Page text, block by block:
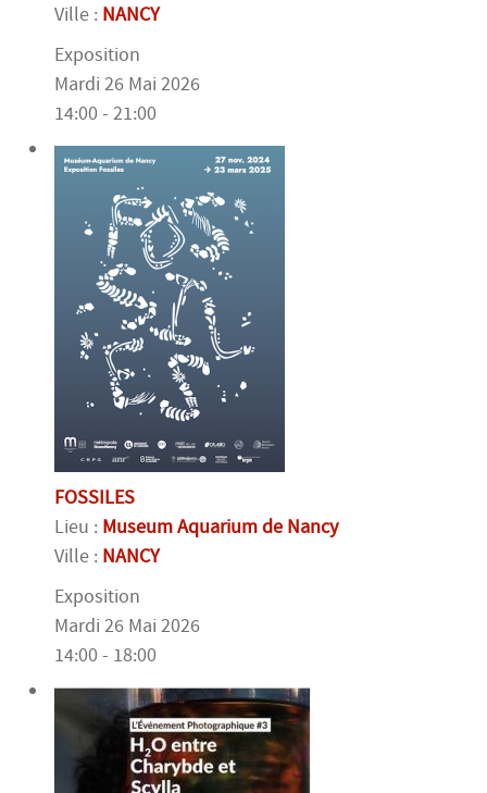
Ville : NANCY
Exposition
Mardi 26 Mai 2026
14:00 - 21:00
FOSSILES
Lieu : Museum Aquarium de Nancy
Ville : NANCY
Exposition
Mardi 26 Mai 2026
14:00 - 18:00